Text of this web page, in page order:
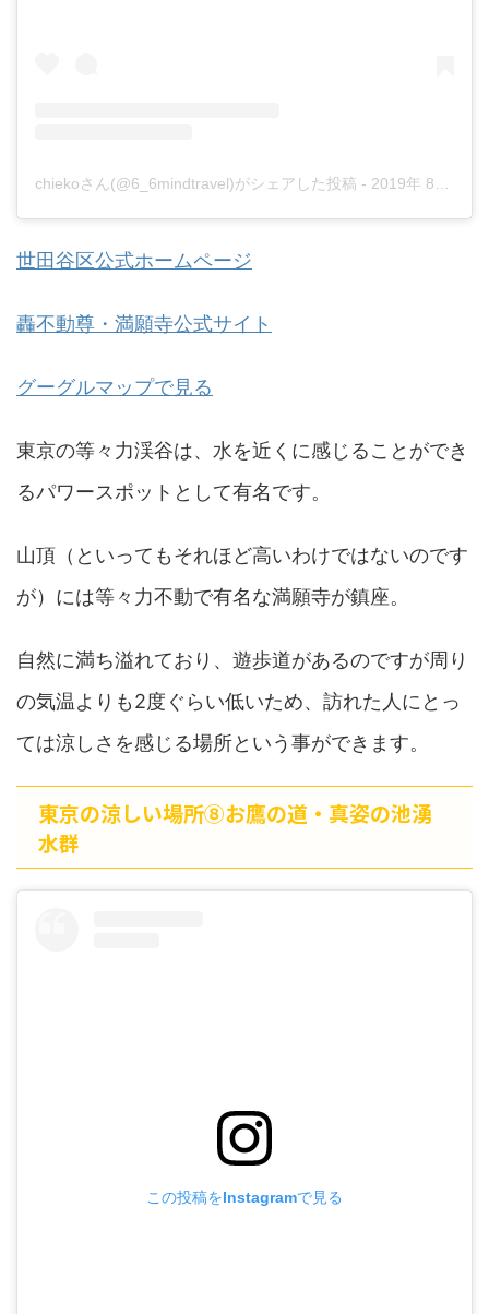
chiekoさん(@6_6mindtravel)がシェアした投稿 - 2019年 8月月5日午後6時38分PDT
世田谷区公式ホームページ
轟不動尊・満願寺公式サイト
グーグルマップで見る
東京の等々力渓谷は、水を近くに感じることができ
るパワースポットとして有名です。
山頂（といってもそれほど高いわけではないのです
が）には等々力不動で有名な満願寺が鎮座。
自然に満ち溢れており、遊歩道があるのですが周り
の気温よりも2度ぐらい低いため、訪れた人にとっ
ては涼しさを感じる場所という事ができます。
東京の涼しい場所⑧お鷹の道・真姿の池湧
水群
この投稿をInstagramで見る